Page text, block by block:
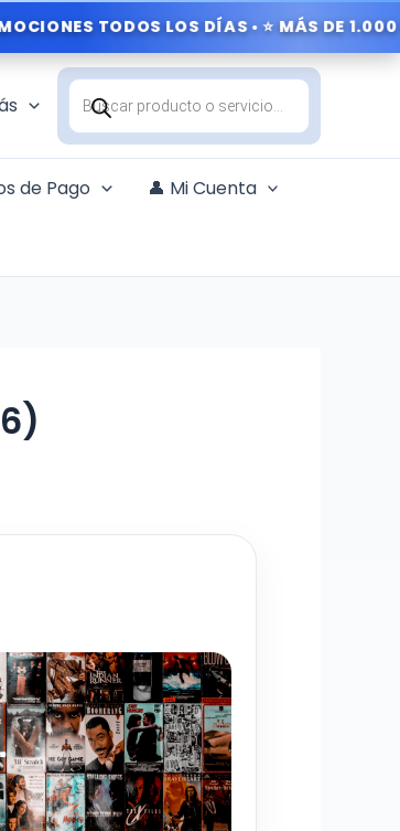
LOS DÍAS • ⭐ MÁS DE
Búsqueda
de
productos
de Pago 👤 Mi Cuenta